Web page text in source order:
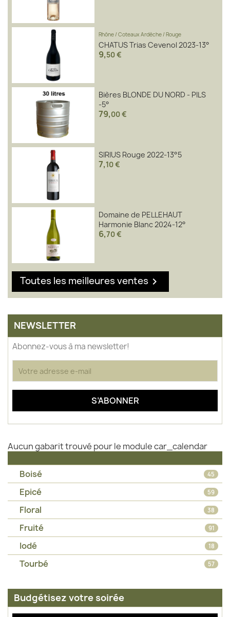
Rhône/Coteaux Ardèche/Rouge
CHATUS Trias Cevenol 2023-13°
9,50 €
Bières BLONDE DU NORD - PILS
-5°
79,00 €
SIRIUS Rouge 2022-13°5
7,10 €
Domaine de PELLEHAUT
Harmonie Blanc 2024-12°
6,70 €
Toutes les meilleures ventes 
NEWSLETTER
Abonnez-vous à ma newsletter!
Aucun gabarit trouvé pour le module car_calendar
Boisé 45
Epicé 59
Floral 38
Fruité 91
Iodé 18
Tourbé 57
Budgétisez votre soirée